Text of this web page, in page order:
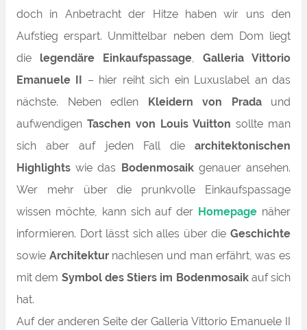
doch in Anbetracht der Hitze haben wir uns den
Aufstieg erspart. Unmittelbar neben dem Dom liegt
die legendäre Einkaufspassage, Galleria Vittorio
Emanuele II
– hier reiht sich ein Luxuslabel an das
nächste. Neben edlen
Kleidern von Pradaund
aufwendigen Taschen von Louis Vuitton sollte man
sich aber auf jeden Fall die architektonischen
Highlights wie das Bodenmosaikgenauer ansehen.
Wer mehr über die prunkvolle Einkaufspassage
wissen möchte, kann sich auf der Homepage näher
informieren. Dort lässt sich alles über die Geschichte
sowie Architekturnachlesen und man erfährt, was es
mit dem Symbol des Stiers im Bodenmosaikauf sich
hat.
Auf der anderen Seite der Galleria Vittorio Emanuele II